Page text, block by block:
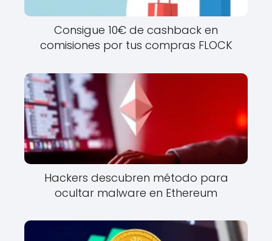
Consigue 10€ de cashback en
comisiones por tus compras FLOCK
Hackers descubren método para
ocultar malware en Ethereum